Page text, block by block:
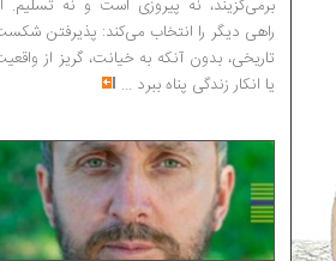
برمی‌گزیند، نه پیروزی است و نه تسلیم.
راهی دیگر را انتخاب می‌کند: پذیرفتن
تاریخی، بدون آنکه به خیانت، گریز از
یا انکار زندگی پناه ببرد ...